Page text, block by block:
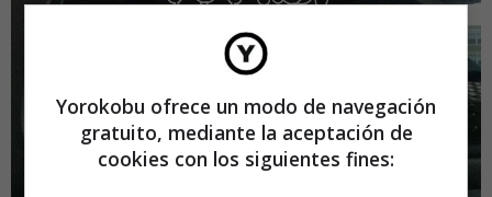
Yorokobu ofrece un modo de navegación
gratuito, mediante la aceptación de
cookies con los siguientes fines: